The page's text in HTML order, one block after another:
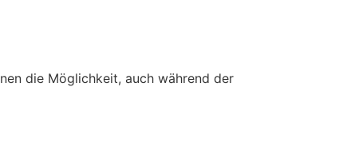
die Möglichkeit, auch während der